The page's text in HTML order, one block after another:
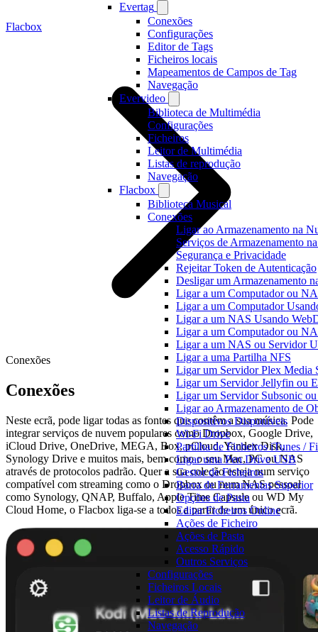
Evertag
Conexões
Configurações
Editor de Tags
Ficheiros locais
Mapeamentos de Campos de Tag
Navegação
Evervideo
Biblioteca de Multimédia
Configurações
Ficheiros
Leitor de Multimédia
Listas de reprodução
Navegação
Flacbox
Biblioteca Musical
Conexões
Ligar ao Armazenamento na
Serviços de Armazenamento
Segurança e Privacidade
Rejeitar Token de Autenticação
Desligar um Armazenamento
Ligar a um Computador ou
Ligar a um Computador
Ligar a um NAS Usando
Ligar a um Computador ou
Ligar a um NAS ou Servidor
Ligar a uma Partilha NFS
Ligar um Servidor Plex Media
Ligar um Servidor Jellyfin ou
Ligar um Servidor Subsonic
Ligar ao Armazenamento de
Dispositivos Disponíveis
Wi-Fi Drive
Partilha de Ficheiros iTunes /
Ligar uma Pen Drive USB
Gestor de Ficheiros
Barra de Ferramentas Superior
Opções de Pasta
Editar Ficheiros Online
Ações de Ficheiro
Ações de Pasta
Acesso Rápido
Outros Serviços
Configurações
Ficheiros Locais
Leitor de Áudio
Listas de Reprodução
Navegação
Flacbox
Conexões
Conexões
Neste ecrã, pode ligar todas as fontes que contêm a sua música. Pode
integrar serviços de nuvem populares como Dropbox, Google Drive,
iCloud Drive, OneDrive, MEGA, Box, pCloud, Yandex Disk,
Synology Drive e muitos mais, bem como o seu Mac, PC ou NAS
através de protocolos padrão. Quer a sua coleção esteja num serviço
compatível com streaming como o Dropbox ou num NAS pessoal
como Synology, QNAP, Buffalo, Apple Time Capsule ou WD My
Cloud Home, o Flacbox liga-se a todos a partir de um único ecrã.